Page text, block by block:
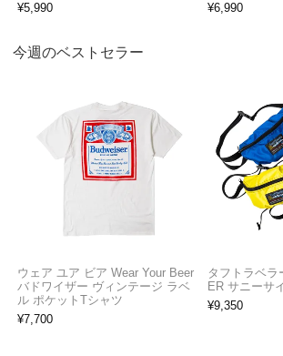
¥5,990
¥6,990
今週のベストセラー
ウェア ユア ビア Wear Your Beer
バドワイザー ヴィンテージ ラベ
ル ポケットTシャツ
¥7,700
タフトラベラ
ER サニーサ
¥9,350